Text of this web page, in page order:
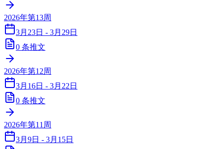
2026年第13周
3月23日 - 3月29日
0 条推文
2026年第12周
3月16日 - 3月22日
0 条推文
2026年第11周
3月9日 - 3月15日